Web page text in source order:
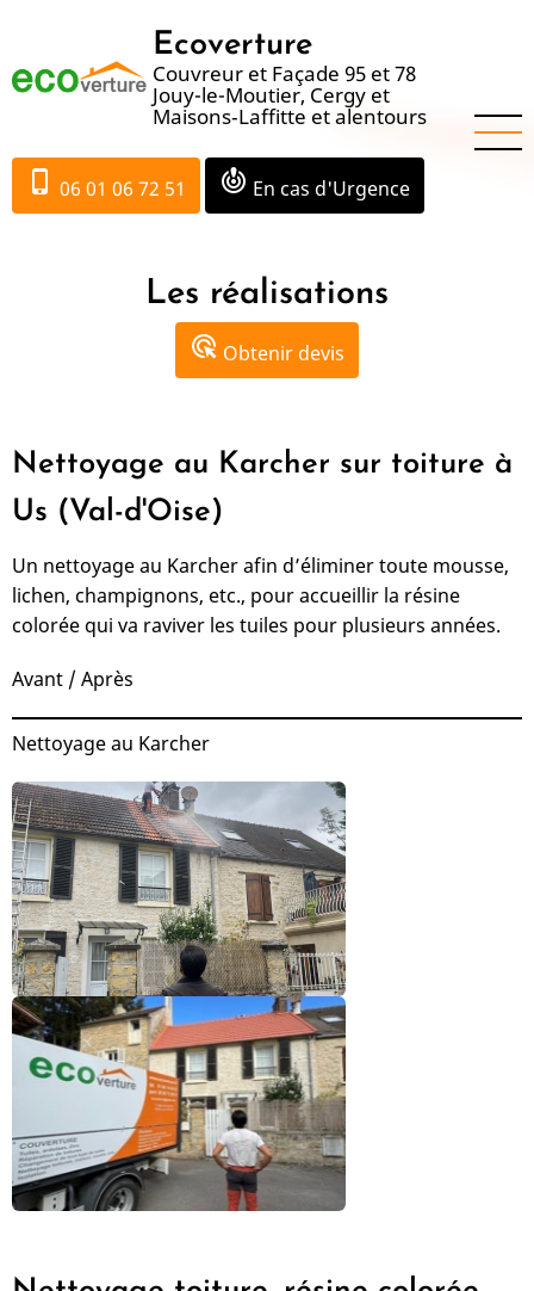
contenu
Ecoverture
Couvreur et Façade 95 et 78
Jouy-le-Moutier, Cergy et
Maisons‑Laffitte et alentours
phone_iphone 06 01 06 72 51 crisis_alert En cas d'Urgence
Les réalisations
ads_click Obtenir devis
Nettoyage au Karcher sur toiture à
Us (Val-d'Oise)
Un nettoyage au Karcher afin d’éliminer toute mousse,
lichen, champignons, etc., pour accueillir la résine
colorée qui va raviver les tuiles pour plusieurs années.
Avant / Après
Nettoyage au Karcher